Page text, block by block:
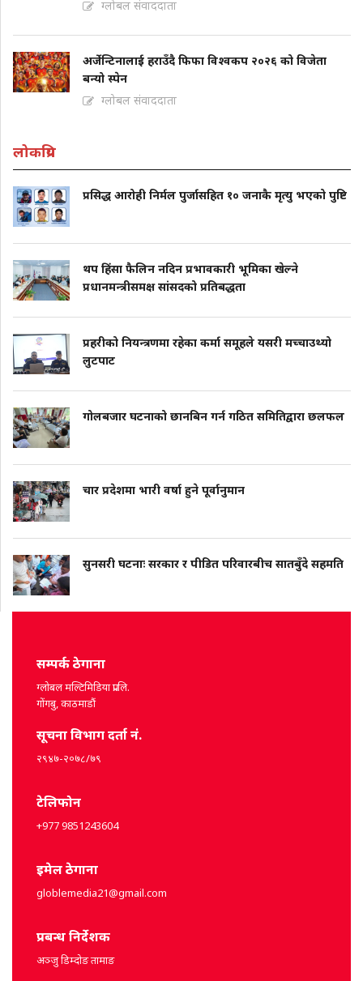
ग्लोबल संवाददाता
अर्जेन्टिनालाई हराउँदै फिफा विश्वकप २०२६ को विजेता
बन्यो स्पेन
ग्लोबल संवाददाता
लोकप्रिय
प्रसिद्ध आरोही निर्मल पुर्जासहित १० जनाकै मृत्यु भएको पुष्टि
थप हिंसा फैलिन नदिन प्रभावकारी भूमिका खेल्ने
प्रधानमन्त्रीसमक्ष सांसदको प्रतिबद्धता
प्रहरीको नियन्त्रणमा रहेका कर्मा समूहले यसरी मच्चाउथ्यो
लुटपाट
गोलबजार घटनाको छानबिन गर्न गठित समितिद्वारा छलफल
चार प्रदेशमा भारी वर्षा हुने पूर्वानुमान
सुनसरी घटनाः सरकार र पीडित परिवारबीच सातबुँदे सहमति
सम्पर्क ठेगाना
ग्लोबल मल्टिमिडिया प्रा.लि.
गोंगबु, काठमाडौं
सूचना विभाग दर्ता नं.
२९४७-२०७८/७९
टेलिफोन
+977 9851243604
इमेल ठेगाना
globlemedia21@gmail.com
प्रबन्ध निर्देशक
अञ्जु डिम्दोङ तामाङ